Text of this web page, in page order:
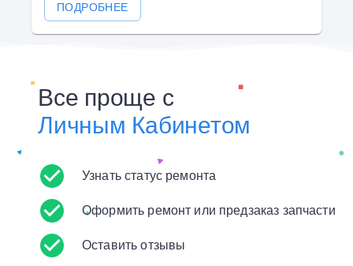
ПОДРОБНЕЕ
Все проще с
Личным Кабинетом
Узнать статус ремонта
Оформить ремонт или предзаказ запчасти
Оставить отзывы